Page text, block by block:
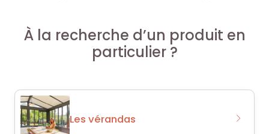
À la recherche d’un produit en
particulier ?
Les vérandas